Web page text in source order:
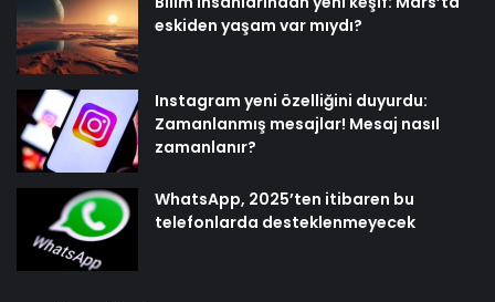
eskiden yaşam var mıydı?
Instagram yeni özelliğini duyurdu:
Zamanlanmış mesajlar! Mesaj nasıl
zamanlanır?
WhatsApp, 2025’ten itibaren bu
telefonlarda desteklenmeyecek